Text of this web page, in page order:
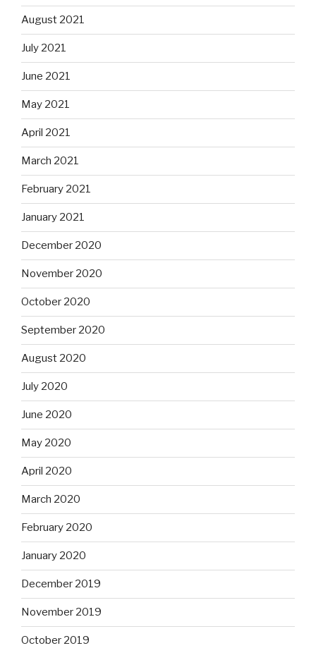
August 2021
July 2021
June 2021
May 2021
April 2021
March 2021
February 2021
January 2021
December 2020
November 2020
October 2020
September 2020
August 2020
July 2020
June 2020
May 2020
April 2020
March 2020
February 2020
January 2020
December 2019
November 2019
October 2019